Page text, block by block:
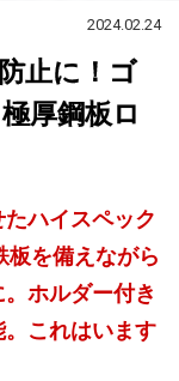
2024.02.24
止に！ゴ
厚鋼板ロ
ハイスペック
を備えながら
ホルダー付き
これはいます